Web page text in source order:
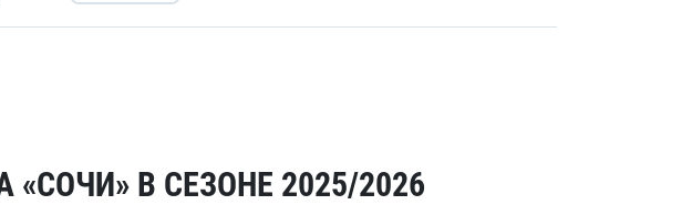
В СЕЗОНЕ 2025/2026